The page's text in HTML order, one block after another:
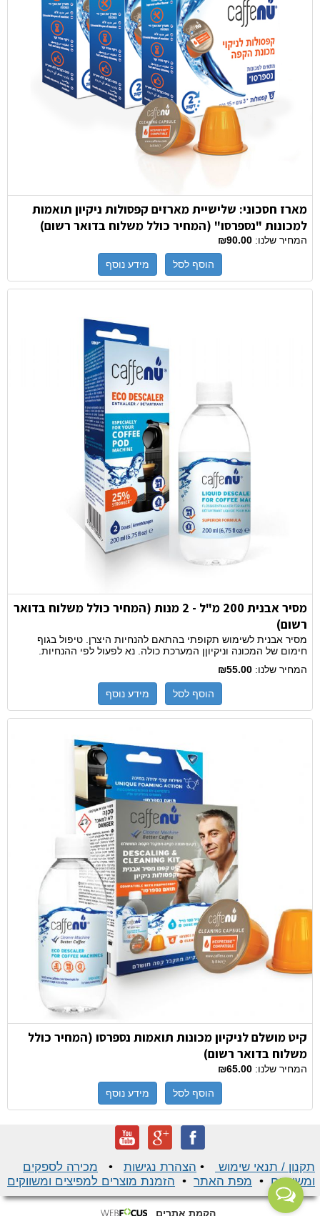
מארז חסכוני: שלישיית מארזים קפסולות ניקיון תואמות
למכונות "נספרסו" (המחיר כולל משלוח בדואר רשום)
המחיר שלנו: ₪90.00
הוסף לסל מידע נוסף
מסיר אבנית 200 מ"ל - 2 מנות (המחיר כולל משלוח בדואר
רשום)
מסיר אבנית לשימוש תקופתי בהתאם להנחיות היצרן. טיפול בגוף
חימום של המכונה וניקיוןן המערכת כולה. נא לפעול לפי ההנחיות.
המחיר שלנו: ₪55.00
הוסף לסל מידע נוסף
קיט מושלם לניקיון מכונות תואמות נספרסו (המחיר כולל
משלוח בדואר רשום)
המחיר שלנו: ₪65.00
הוסף לסל מידע נוסף
תקנון / תנאי שימוש • הצהרת נגישות• מכירה לספקים
ומשווקים• מפת האתר• הזמנת מוצרים למפיצים ומשווקים
הקמת אתרים